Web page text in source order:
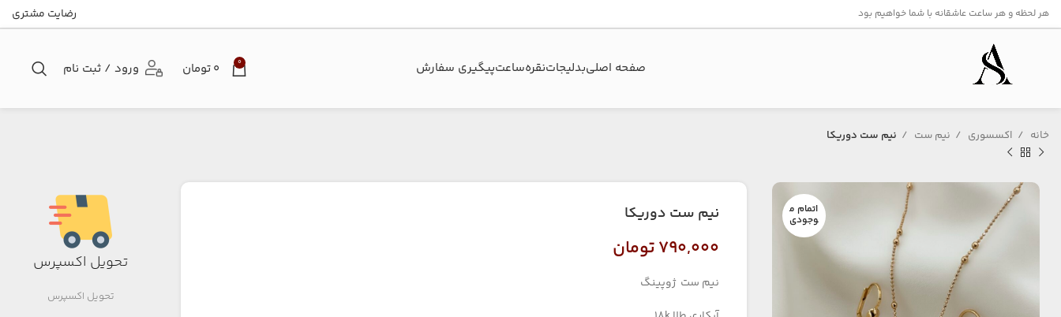
هر لحظه و هر ساعت عاشقانه با شما خواهیم بود رضایت مشتری
صفحه اصلیبدلیجاتنقرهساعتپیگیری سفارش‌ 0 ۰تومان ورود / ثبت نام
خانه اکسسوری نیم ست نیم ست دوریکا
اتمام م
وجودی نیم ست دوریکا
۷۹۰,۰۰۰تومان
نیم ست ژوپینگ
تحویل اکسپرس
تحویل اکسپرس